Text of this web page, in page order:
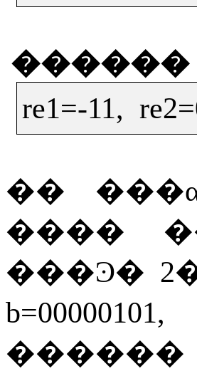
������
re1=-11,
��
����
���Ͽ� 2
������